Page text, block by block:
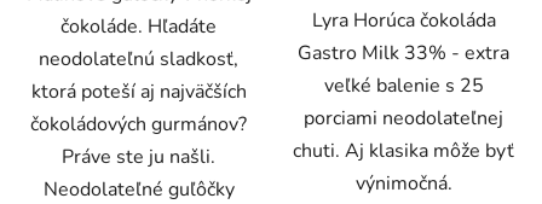
čokoláde. Hľadáte
neodolateľnú sladkosť,
ktorá poteší aj najväčších
čokoládových gurmánov?
Práve ste ju našli.
Neodolateľné guľôčky
Lyra Horúca čokoláda
Gastro Milk 33% - extra
veľké balenie s 25
porciami neodolateľnej
chuti. Aj klasika môže byť
výnimočná.